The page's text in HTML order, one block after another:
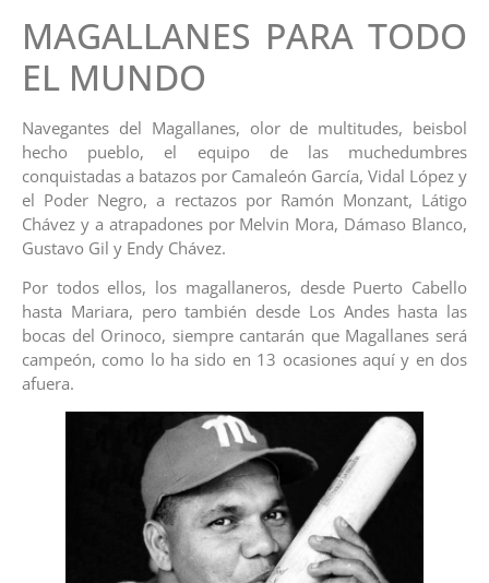
MAGALLANES PARA TODO
EL MUNDO
Navegantes del Magallanes, olor de multitudes, beisbol
hecho pueblo, el equipo de las muchedumbres
conquistadas a batazos por Camaleón García, Vidal López y
el Poder Negro, a rectazos por Ramón Monzant, Látigo
Chávez y a atrapadones por Melvin Mora, Dámaso Blanco,
Gustavo Gil y Endy Chávez.
Por todos ellos, los magallaneros, desde Puerto Cabello
hasta Mariara, pero también desde Los Andes hasta las
bocas del Orinoco, siempre cantarán que Magallanes será
campeón, como lo ha sido en 13 ocasiones aquí y en dos
afuera.